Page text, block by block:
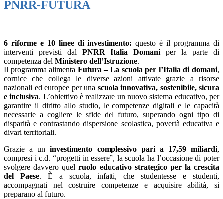
PNRR-FUTURA
6 riforme e 10 linee di investimento: questo è il programma di
interventi previsti dal
PNRR Italia Domani
per la parte di
competenza del Ministero dell’Istruzione.
Il programma alimenta Futura – La scuola per l’Italia di domani,
cornice che collega le diverse azioni attivate grazie a risorse
nazionali ed europee per una scuola innovativa, sostenibile, sicura
e inclusiva. L’obiettivo è realizzare un nuovo sistema educativo, per
garantire il diritto allo studio, le competenze digitali e le capacità
necessarie a cogliere le sfide del futuro, superando ogni tipo di
disparità e contrastando dispersione scolastica, povertà educativa e
divari territoriali.
Grazie a un
investimento complessivo pari a 17,59 miliardi,
compresi i c.d. “progetti in essere”, la scuola ha l’occasione di poter
svolgere davvero quel ruolo educativo strategico per la crescita
del Paese. È a scuola, infatti, che studentesse e studenti,
accompagnati nel costruire competenze e acquisire abilità, si
preparano al futuro.